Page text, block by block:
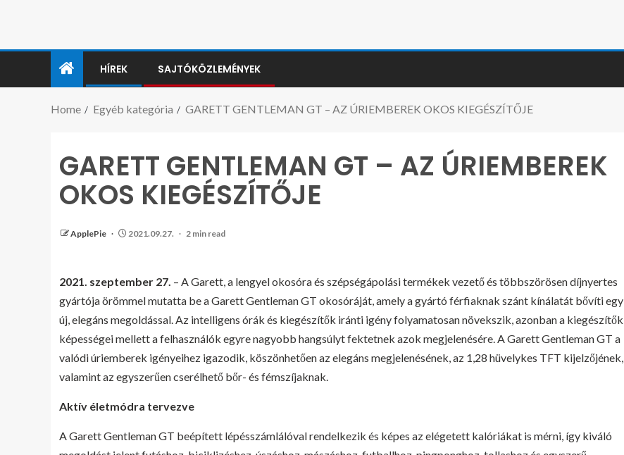
HÍREK SAJTÓKÖZLEMÉNYEK
Home Egyéb kategória GARETT GENTLEMAN GT – AZ ÚRIEMBEREK OKOS KIEGÉSZÍTŐJE
GARETT GENTLEMAN GT – AZ ÚRIEMBEREK
OKOS KIEGÉSZÍTŐJE
ApplePie 2021.09.27. 2 min read
2021. szeptember 27. – A Garett, a lengyel okosóra és szépségápolási termékek vezető és többszörösen díjnyertes
gyártója örömmel mutatta be a Garett Gentleman GT okosóráját, amely a gyártó férfiaknak szánt kínálatát bővíti egy
új, elegáns megoldással. Az intelligens órák és kiegészítők iránti igény folyamatosan növekszik, azonban a kiegészítők
képességei mellett a felhasználók egyre nagyobb hangsúlyt fektetnek azok megjelenésére. A Garett Gentleman GT a
valódi úriemberek igényeihez igazodik, köszönhetően az elegáns megjelenésének, az 1,28 hüvelykes TFT kijelzőjének,
valamint az egyszerűen cserélhető bőr- és fémszíjaknak.
Aktív életmódra tervezve
A Garett Gentleman GT beépített lépésszámlálóval rendelkezik és képes az elégetett kalóriákat is mérni, így kiváló